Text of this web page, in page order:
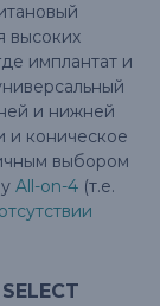
высоких
имплантат и
и нижней
и коническое
выбором
All-on-4 (т.е.